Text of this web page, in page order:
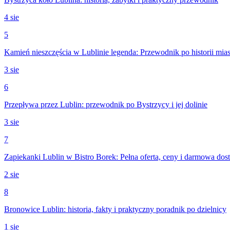
4 sie
5
Kamień nieszczęścia w Lublinie legenda: Przewodnik po historii
3 sie
6
Przepływa przez Lublin: przewodnik po Bystrzycy i jej dolinie
3 sie
7
Zapiekanki Lublin w Bistro Borek: Pełna oferta, ceny i darmowa
2 sie
8
Bronowice Lublin: historia, fakty i praktyczny poradnik po dzielnicy
1 sie